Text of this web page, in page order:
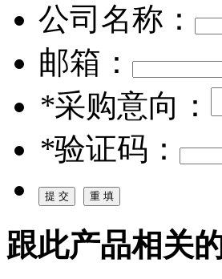
公司名称：
邮箱：
*采购意向：
*验证码：
跟此产品相关